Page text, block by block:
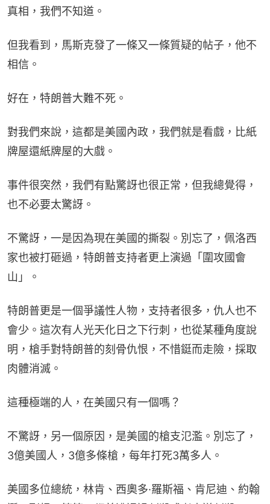
真相，我們不知道。
但我看到，馬斯克發了一條又一條質疑的帖子，他不
相信。
好在，特朗普大難不死。
對我們來說，這都是美國內政，我們就是看戲，比紙
牌屋還紙牌屋的大戲。
事件很突然，我們有點驚訝也很正常，但我總覺得，
也不必要太驚訝。
不驚訝，一是因為現在美國的撕裂。別忘了，佩洛西
家也被打砸過，特朗普支持者更上演過「圍攻國會
山」。
特朗普更是一個爭議性人物，支持者很多，仇人也不
會少。這次有人光天化日之下行刺，也從某種角度說
明，槍手對特朗普的刻骨仇恨，不惜鋌而走險，採取
肉體消滅。
這種極端的人，在美國只有一個嗎？
不驚訝，另一個原因，是美國的槍支氾濫。別忘了，
3億美國人，3億多條槍，每年打死3萬多人。
美國多位總統，林肯、西奧多·羅斯福、肯尼迪、約翰